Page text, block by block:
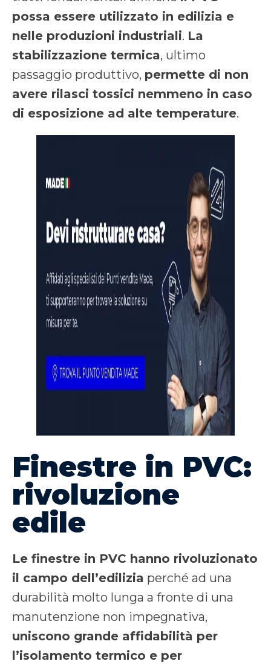
possa essere utilizzato in edilizia e
nelle produzioni industriali. La
stabilizzazione termica, ultimo
passaggio produttivo, permette di non
avere rilasci tossici nemmeno in caso
di esposizione ad alte temperature.
Finestre in PVC:
rivoluzione
edile
Le finestre in PVC hanno rivoluzionato
il campo dell’edilizia perché ad una
durabilità molto lunga a fronte di una
manutenzione non impegnativa,
uniscono grande affidabilità per
l’isolamento termico e per